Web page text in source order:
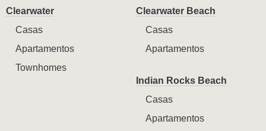
Clearwater
Casas
Apartamentos
Townhomes
Clearwater Beach
Casas
Apartamentos
Indian Rocks Beach
Casas
Apartamentos